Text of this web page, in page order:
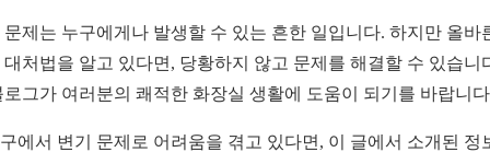
문제는 누구에게나 발생할 수 있는 흔한 일입니다. 하지만 올바
대처법을 알고 있다면, 당황하지 않고 문제를 해결할 수 있습니
로그가 여러분의 쾌적한 화장실 생활에 도움이 되기를 바랍니다
에서 변기 문제로 어려움을 겪고 있다면, 이 글에서 소개된 정